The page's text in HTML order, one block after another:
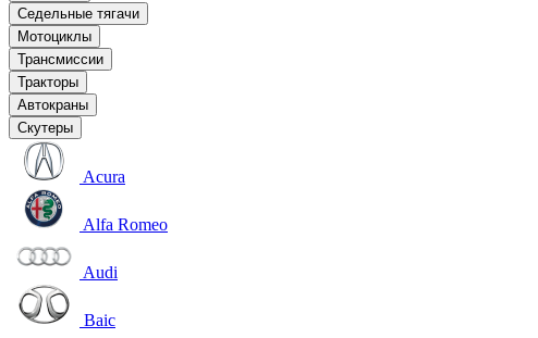
Седельные тягачи
Мотоциклы
Трансмиссии
Тракторы
Автокраны
Скутеры
Acura
Alfa Romeo
Audi
Baic